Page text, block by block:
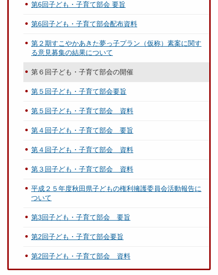
第6回子ども・子育て部会 要旨
第6回子ども・子育て部会配布資料
第２期すこやかあきた夢っ子プラン（仮称）素案に関す
る意見募集の結果について
第６回子ども・子育て部会の開催
第５回子ども・子育て部会要旨
第５回子ども・子育て部会 資料
第４回子ども・子育て部会 要旨
第４回子ども・子育て部会 資料
第３回子ども・子育て部会 資料
平成２５年度秋田県子どもの権利擁護委員会活動報告に
ついて
第3回子ども・子育て部会 要旨
第2回子ども・子育て部会要旨
第2回子ども・子育て部会 資料